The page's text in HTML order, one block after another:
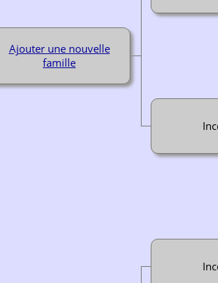
Ajouter une nouvelle
famille